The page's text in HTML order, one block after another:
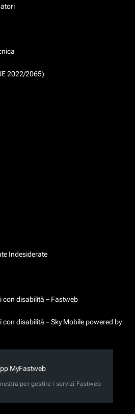
2022/2065)
Indesiderate
con disabilità – Fastweb
con disabilità – Sky Mobile powered by
MyFastweb
per gestire i servizi Fastweb